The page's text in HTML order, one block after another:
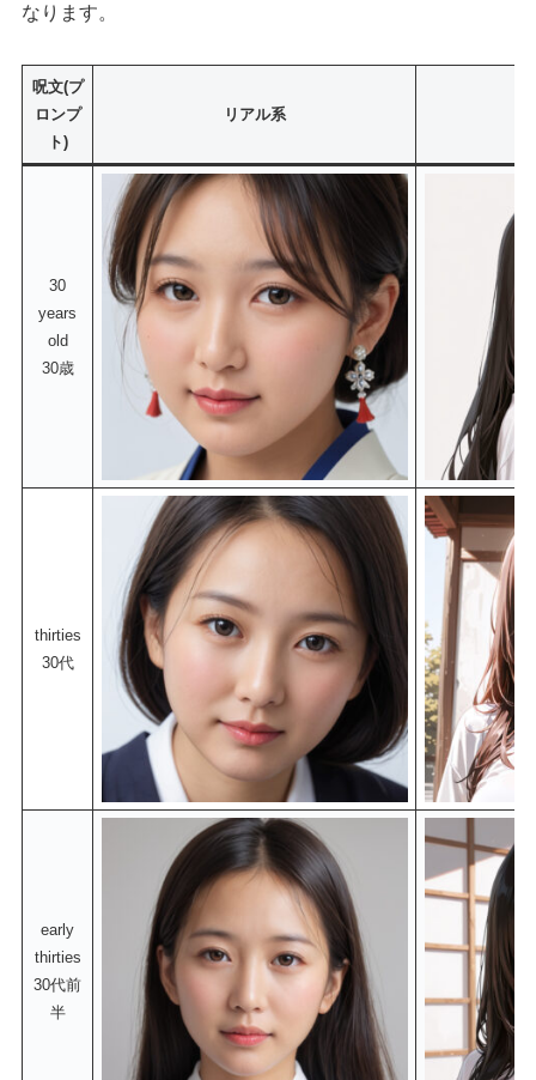
なります。
呪文(プ
ロンプ
ト)
リアル系
30
years
old
30歳
thirties
30代
early
thirties
30代前
半